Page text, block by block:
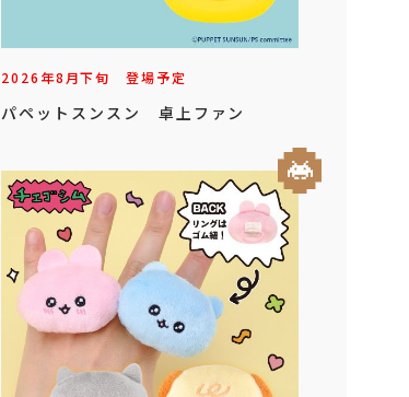
2026年8月下旬 登場予定
パペットスンスン 卓上ファン